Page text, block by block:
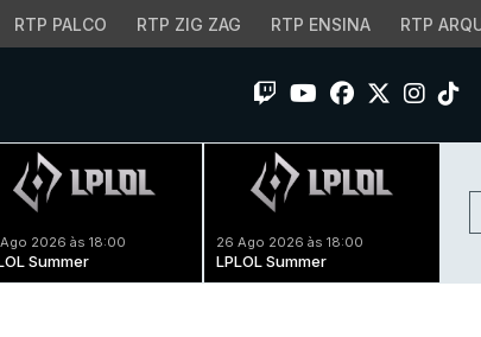
RTP PALCO RTP ZIG ZAG RTP ENSINA RTP
2026 às 18:00
Summer
26 Ago 2026 às 18:00
LPLOL Summer